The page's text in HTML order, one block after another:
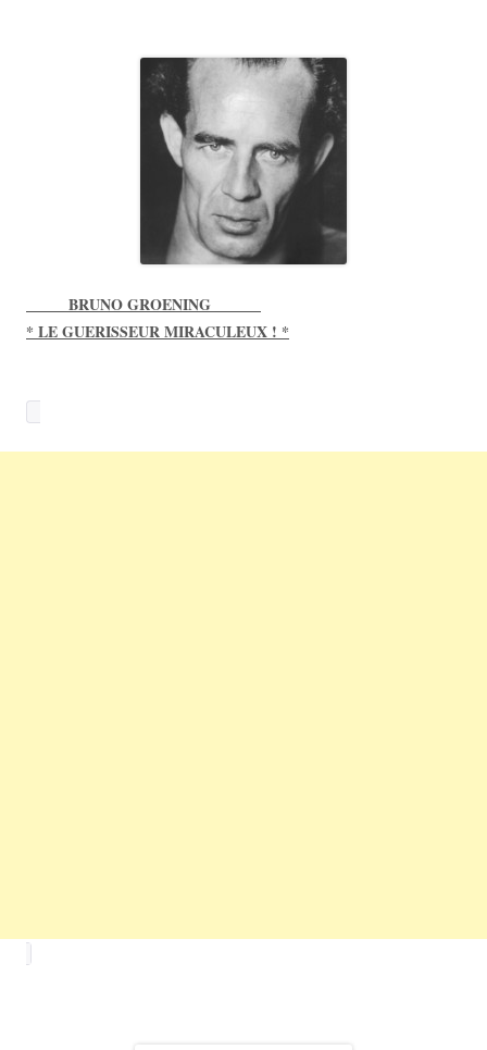
_____ BRUNO GROENING ______
* LE GUERISSEUR MIRACULEUX ! *